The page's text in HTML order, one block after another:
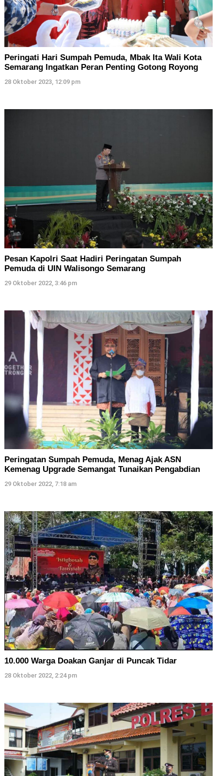
Peringati Hari Sumpah Pemuda, Mbak Ita Wali Kota
Semarang Ingatkan Peran Penting Gotong Royong
28 Oktober 2023, 12:09 pm
Pesan Kapolri Saat Hadiri Peringatan Sumpah
Pemuda di UIN Walisongo Semarang
29 Oktober 2022, 3:46 pm
Peringatan Sumpah Pemuda, Menag Ajak ASN
Kemenag Upgrade Semangat Tunaikan Pengabdian
29 Oktober 2022, 7:18 am
10.000 Warga Doakan Ganjar di Puncak Tidar
28 Oktober 2022, 2:24 pm